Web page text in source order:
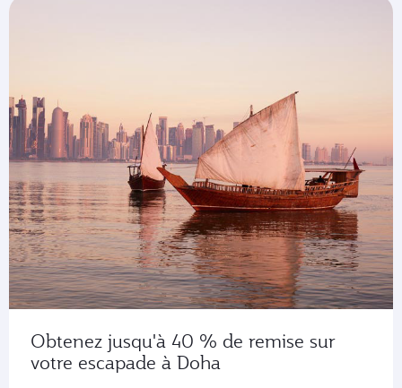
Obtenez jusqu'à 40 % de remise sur
votre escapade à Doha